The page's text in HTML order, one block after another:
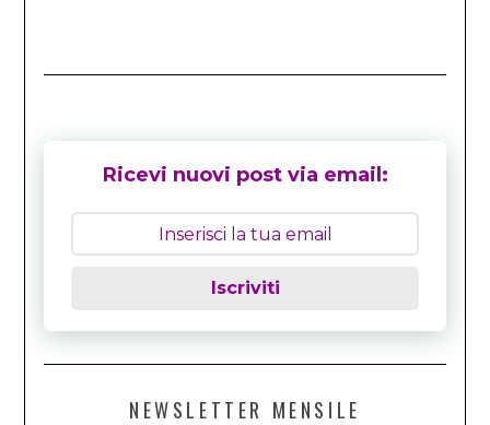
Ricevi nuovi post via email:
Iscriviti
NEWSLETTER MENSILE